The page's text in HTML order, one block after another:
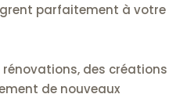
parfaitement à votre
des créations
de nouveaux